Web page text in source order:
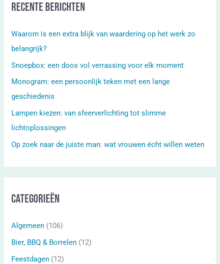
Recente berichten
Waarom is een extra blijk van waardering op het werk zo
belangrijk?
Snoepbox: een doos vol verrassing voor elk moment
Monogram: een persoonlijk teken met een lange
geschiedenis
Lampen kiezen: van sfeerverlichting tot slimme
lichtoplossingen
Op zoek naar de juiste man: wat vrouwen écht willen weten
Categorieën
Algemeen (106)
Bier, BBQ & Borrelen (12)
Feestdagen (12)